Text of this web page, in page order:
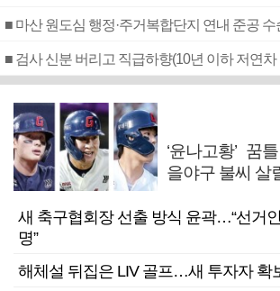
■ 마산 원도심 행정·주거복합단지 연내 준공 수
‘윤나고황’ 꿈
을야구 불씨 살
새 축구협회장 선출 방식 윤곽…“선거
명”
해체설 뒤집은 LIV 골프…새 투자자 확